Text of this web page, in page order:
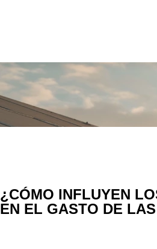
¿CÓMO INFLUYEN
EN EL GASTO DE